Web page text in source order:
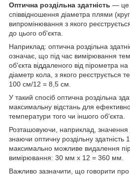
Оптична роздільна здатність — це
співвідношення діаметра плями
випромінювання з якого
до цього об'єкта.
Наприклад: оптична роздільна
означає, що під час вимірювання
об'єкта віддаленого від пірометра
діаметр кола, з якого реєструється
100 см/12 = 8,5 см.
У такий спосіб оптична роздільна
максимальну відстань для
температури того чи іншого об'єкта.
Розташовуючи, наприклад, значення
знаючи оптичну роздільну
максимально можливе видалення
вимірювання: 30 мм х 12 = 360 мм.
Важливо зазначити, що говорити про